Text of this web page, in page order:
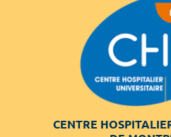
CENTRE